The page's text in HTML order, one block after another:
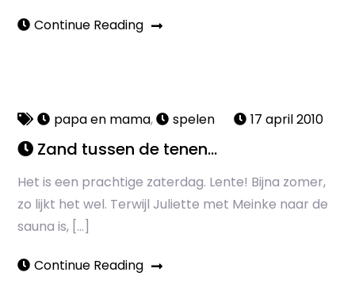
Continue Reading
papa en mama, spelen 17 april 2010
Zand tussen de tenen…
Het is een prachtige zaterdag. Lente! Bijna zomer,
zo lijkt het wel. Terwijl Juliette met Meinke naar de
sauna is, […]
Continue Reading